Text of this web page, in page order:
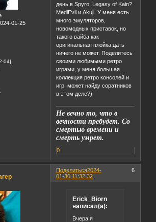
01-25
04]
день в Spyro, Legasy of Kain?
MediEvil и Akuji. У меня есть
много эмуляторов,
новомодных приставок, но
такого вайба как
оригинальная плойка дать
ничего не может. Поделитесь
своими любимыми ретро
играми, у меня большая
коллекция ретро консолей и
игр, может найду соратников
в этом деле?)
Не вечно то, что в
вечности пребудет. Со
смертью времени и
смерть умрет.
0
Поделиться 6
2024-
01-30 11:32:32
Erick_Biorn
написал(а):
Вчера я